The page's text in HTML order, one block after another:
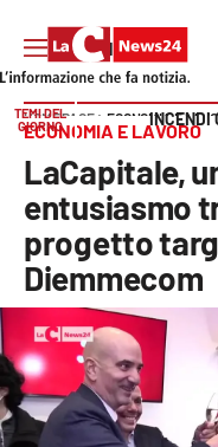
SEZIONI
Cronaca
Politica
Attualità
Economia e lavoro
Vai
TEMI DEL
GIORNO
INCENDI
HOME PAGE ECONOMIA E
ECONOMIA E LAVORO
LaCapitale,
entusiasmo
progetto
Diemmecom